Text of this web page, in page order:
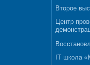
Второе
Центр
IT школа